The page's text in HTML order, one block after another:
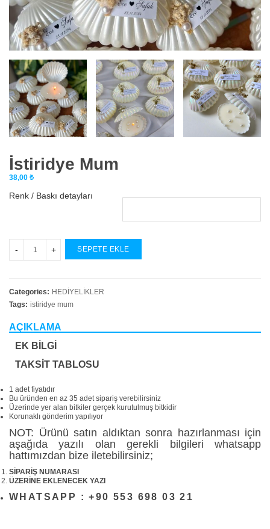
İstiridye Mum
38,00 ₺
Renk / Baskı detayları
SEPETE EKLE
Categories: HEDİYELİKLER
Tags: istiridye mum
AÇIKLAMA
EK BILGI
TAKSIT TABLOSU
1 adet fiyatıdır
Bu üründen en az 35 adet sipariş verebilirsiniz
Üzerinde yer alan bitkiler gerçek kurutulmuş bitkidir
Korunaklı gönderim yapılıyor
NOT: Ürünü satın aldıktan sonra hazırlanması için
aşağıda yazılı olan gerekli bilgileri whatsapp
hattımızdan bize iletebilirsiniz;
SİPARİŞ NUMARASI
ÜZERİNE EKLENECEK YAZI
WHATSAPP : +90 553 698 03 21